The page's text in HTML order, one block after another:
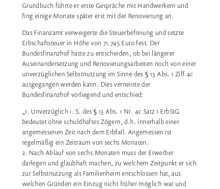
Grundbuch führte er erste Gespräche mit Handwerkern und
fing einige Monate später erst mit der Renovierung an.
Das Finanzamt verweigerte die Steuerbefreiung und setzte
Erbschaftsteuer in Höhe von 71.745 Euro fest. Der
Bundesfinanzhof hatte zu entscheiden, ob bei längerer
Auseinandersetzung und Renovierungsarbeiten noch von einer
unverzüglichen Selbstnutzung im Sinne des § 13 Abs. 1 Ziff 4c
ausgegangen werden kann. Dies verneinte der
Bundesfinanzhof vorliegend und entschied:
„1. Unverzüglich i. S. des § 13 Abs. 1 Nr. 4c Satz 1 ErbStG
bedeutet ohne schuldhaftes Zögern, d.h. innerhalb einer
angemessenen Zeit nach dem Erbfall. Angemessen ist
regelmäßig ein Zeitraum von sechs Monaten.
2. Nach Ablauf von sechs Monaten muss der Erwerber
darlegen und glaubhaft machen, zu welchem Zeitpunkt er sich
zur Selbstnutzung als Familienheim entschlossen hat, aus
welchen Gründen ein Einzug nicht früher möglich war und